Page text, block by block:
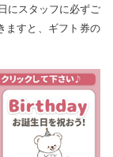
にスタッフに必ずご
ますと、ギフト券の